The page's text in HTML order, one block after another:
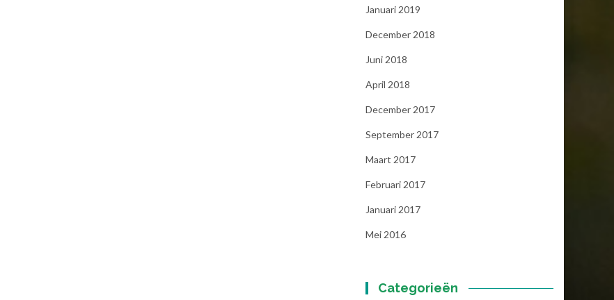
Januari 2019
December 2018
Juni 2018
April 2018
December 2017
September 2017
Maart 2017
Februari 2017
Januari 2017
Mei 2016
Categorieën